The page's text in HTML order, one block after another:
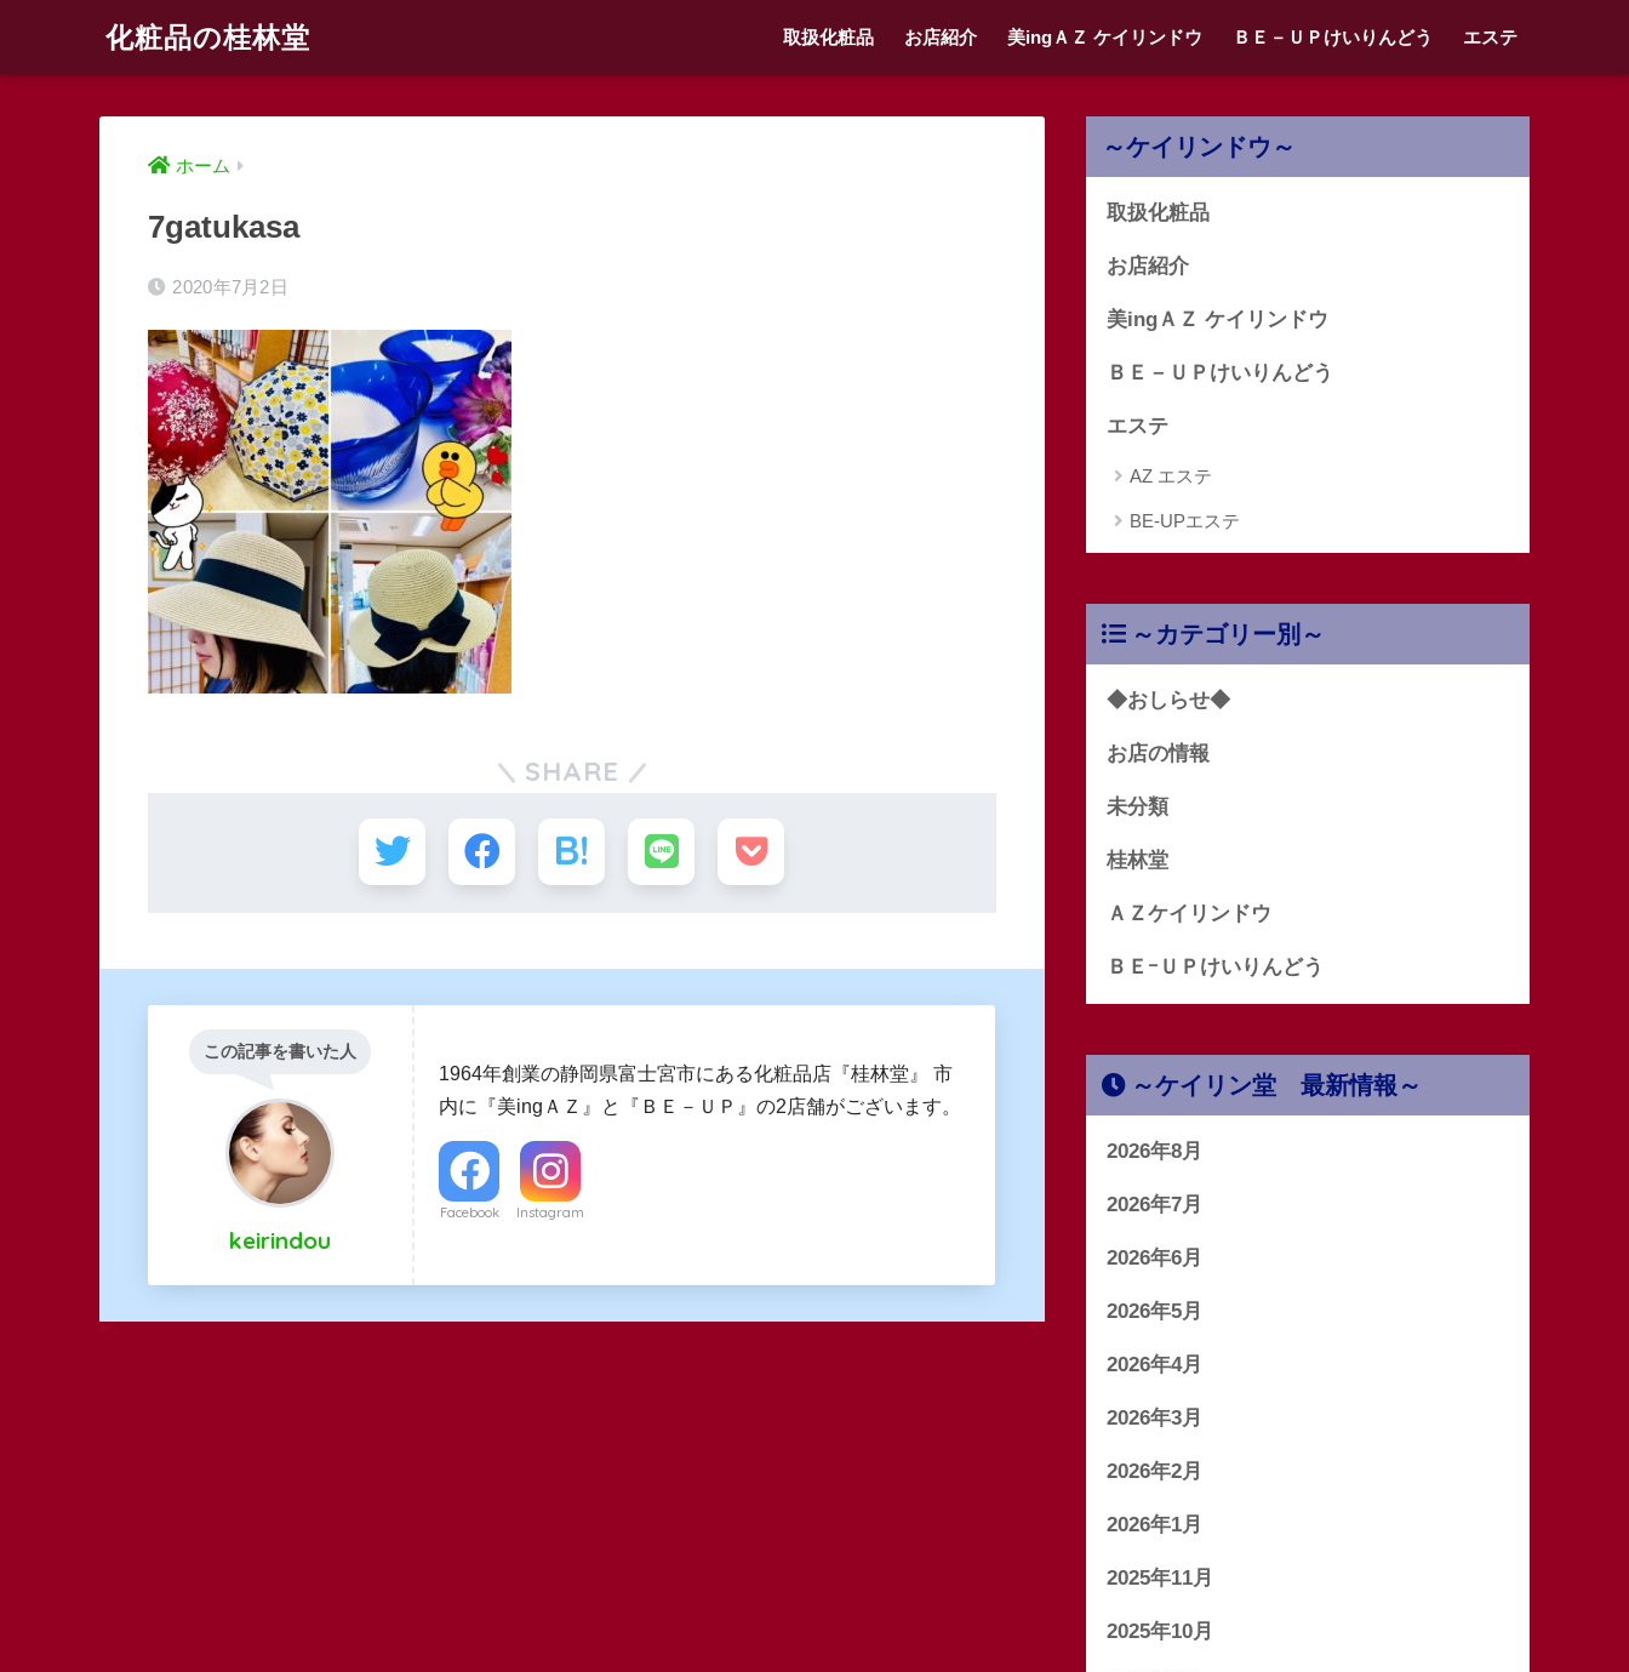
化粧品の桂林堂 取扱化粧品 お店紹介 美ingＡＺ ケイリンドウ ＢＥ－ＵＰけいりんどう エステ
ホーム
7gatukasa
2020年7月2日
SHARE
この記事を書いた人
keirindou
1964年創業の静岡県富士宮市にある化粧品店『桂林堂』 市
内に『美ingＡＺ』と『ＢＥ－ＵＰ』の2店舗がございます。
Facebook Instagram
～ケイリンドウ～
取扱化粧品
お店紹介
美ingＡＺ ケイリンドウ
ＢＥ－ＵＰけいりんどう
エステ
AZ エステ
BE-UPエステ
～カテゴリー別～
◆おしらせ◆
お店の情報
未分類
桂林堂
ＡＺケイリンドウ
ＢＥｰＵＰけいりんどう
～ケイリン堂 最新情報～
2026年8月
2026年7月
2026年6月
2026年5月
2026年4月
2026年3月
2026年2月
2026年1月
2025年11月
2025年10月